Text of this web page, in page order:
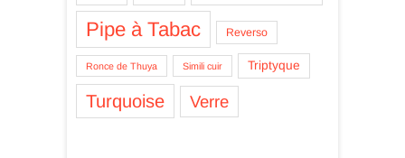
Pipe à Tabac Reverso
Ronce de Thuya Simili cuir Triptyque
Turquoise Verre